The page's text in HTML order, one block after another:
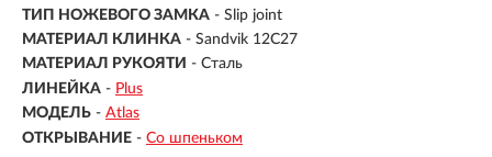
ТИП НОЖЕВОГО ЗАМКА - Slip joint
МАТЕРИАЛ КЛИНКА - Sandvik 12C27
МАТЕРИАЛ РУКОЯТИ - Сталь
ЛИНЕЙКА - Plus
МОДЕЛЬ - Atlas
ОТКРЫВАНИЕ - Со шпеньком